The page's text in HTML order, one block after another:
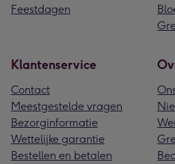
Feestdagen
Klantenservice
Contact
Meestgestelde vragen
Bezorginformatie
Wettelijke garantie
Bestellen en betalen